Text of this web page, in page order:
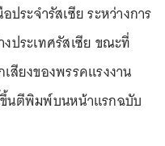
ระจำรัสเซีย ระหว่างการ
ประเทศรัสเซีย ขณะที่
สียงของพรรคแรงงาน
ขึ้นตีพิมพ์บนหน้าแรกฉบับ